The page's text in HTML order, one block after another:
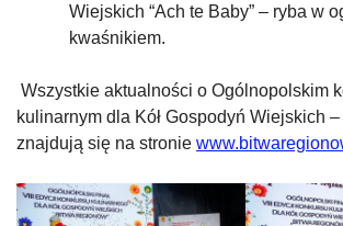
Wiejskich “Ach te Baby” – ryba w
kwaśnikiem.
Wszystkie aktualności o Ogólnopolskim
kulinarnym dla Kół Gospodyń Wiejskich
znajdują się na stronie